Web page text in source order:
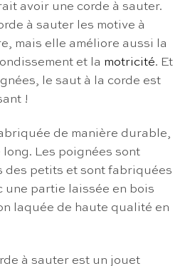
avoir une corde à sauter.
à sauter les motive à
mais elle améliore aussi la
et la motricité. Et
le saut à la corde est
!
de manière durable,
long. Les poignées sont
des petits et sont fabriquées
une partie laissée en bois
laquée de haute qualité en
à sauter est un jouet